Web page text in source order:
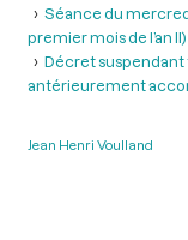
Séance du
premier mois de l’an II)
Décret
antérieurement
Jean Henri Voulland